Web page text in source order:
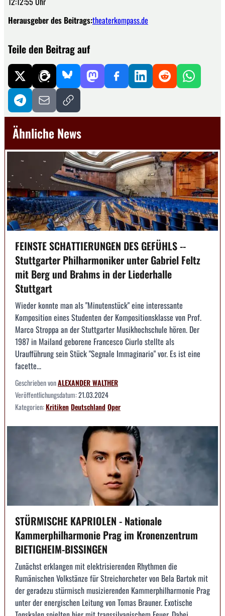
Herausgeber des Beitrags:theaterkompass.de
Teile den Beitrag auf
Ähnliche News
FEINSTE SCHATTIERUNGEN DES GEFÜHLS --
Stuttgarter Philharmoniker unter Gabriel Feltz
mit Berg und Brahms in der Liederhalle
Stuttgart
Wieder konnte man als "Minutenstück" eine interessante
Komposition eines Studenten der Kompositionsklasse von Prof.
Marco Stroppa an der Stuttgarter Musikhochschule hören. Der
1987 in Mailand geborene Francesco Ciurlo stellte als
Uraufführung sein Stück "Segnale Immaginario" vor. Es ist eine
facette...
Geschrieben vonALEXANDER WALTHER
Veröffentlichungsdatum:21.03.2024
Kategorien:KritikenDeutschlandOper
STÜRMISCHE KAPRIOLEN - Nationale
Kammerphilharmonie Prag im Kronenzentrum
BIETIGHEIM-BISSINGEN
Zunächst erklangen mit elektrisierenden Rhythmen die
Rumänischen Volkstänze für Streichorcheter von Bela Bartok mit
der geradezu stürmisch musizierenden Kammerphilharmonie Prag
unter der energischen Leitung von Tomas Brauner. Exotische